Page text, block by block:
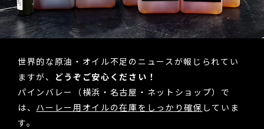
世界的な原油・オイル不足のニュースが報じられてい
ますが、
どうぞご安心ください！
パインバレー（横浜・名古屋・ネットショップ）で
は、 ハーレー用オイルの在庫をしっかり確保 していま
す。